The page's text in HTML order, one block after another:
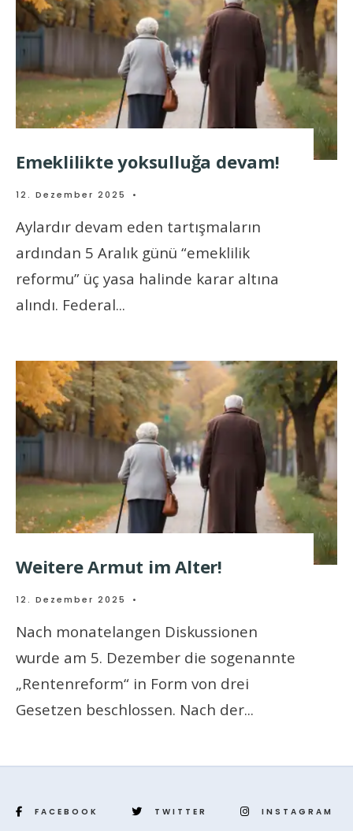
Emeklilikte yoksulluğa devam!
12. Dezember 2025 •
Aylardır devam eden tartışmaların
ardından 5 Aralık günü “emeklilik
reformu” üç yasa halinde karar altına
alındı. Federal...
Weitere Armut im Alter!
12. Dezember 2025 •
Nach monatelangen Diskussionen
wurde am 5. Dezember die sogenannte
„Rentenreform“ in Form von drei
Gesetzen beschlossen. Nach der...
FACEBOOK TWITTER INSTAGRAM